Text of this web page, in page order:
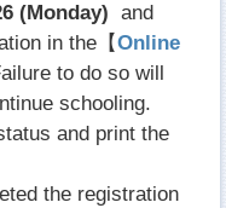
(Monday)and
in the【Online
to do so will
schooling.
and print the
the registration